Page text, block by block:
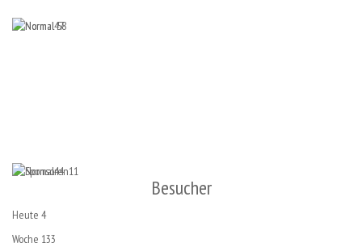
Besucher
Heute 4
Woche 133